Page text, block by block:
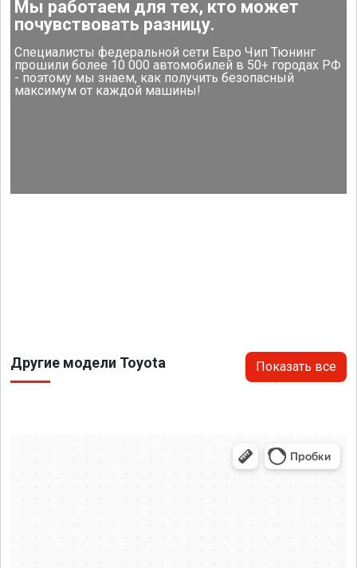
Мы работаем для тех, кто может
почувствовать разницу.
Специалисты федеральной сети Евро Чип Тюнинг
прошили более 10 000 автомобилей в 50+ городах РФ
- поэтому мы знаем, как получить безопасный
максимум от каждой машины!
Другие модели Toyota Показать все